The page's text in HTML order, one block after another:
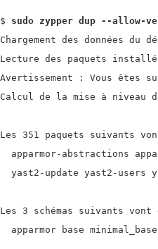
$ sudo zypper dup --allow-
Chargement des données du
Lecture des paquets
Avertissement : Vous êtes
Calcul de la mise à
Les 351 paquets suivants
apparmor-abstractions
yast2-update yast2-users
Les 3 schémas suivants
  apparmor base minimal_base